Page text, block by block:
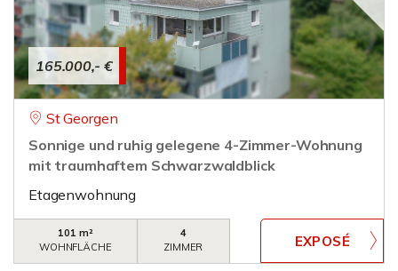
165.000,- €
St Georgen
Sonnige und ruhig gelegene 4-Zimmer-Wohnung
mit traumhaftem Schwarzwaldblick
Etagenwohnung
101 m²
WOHNFLÄCHE
4
ZIMMER